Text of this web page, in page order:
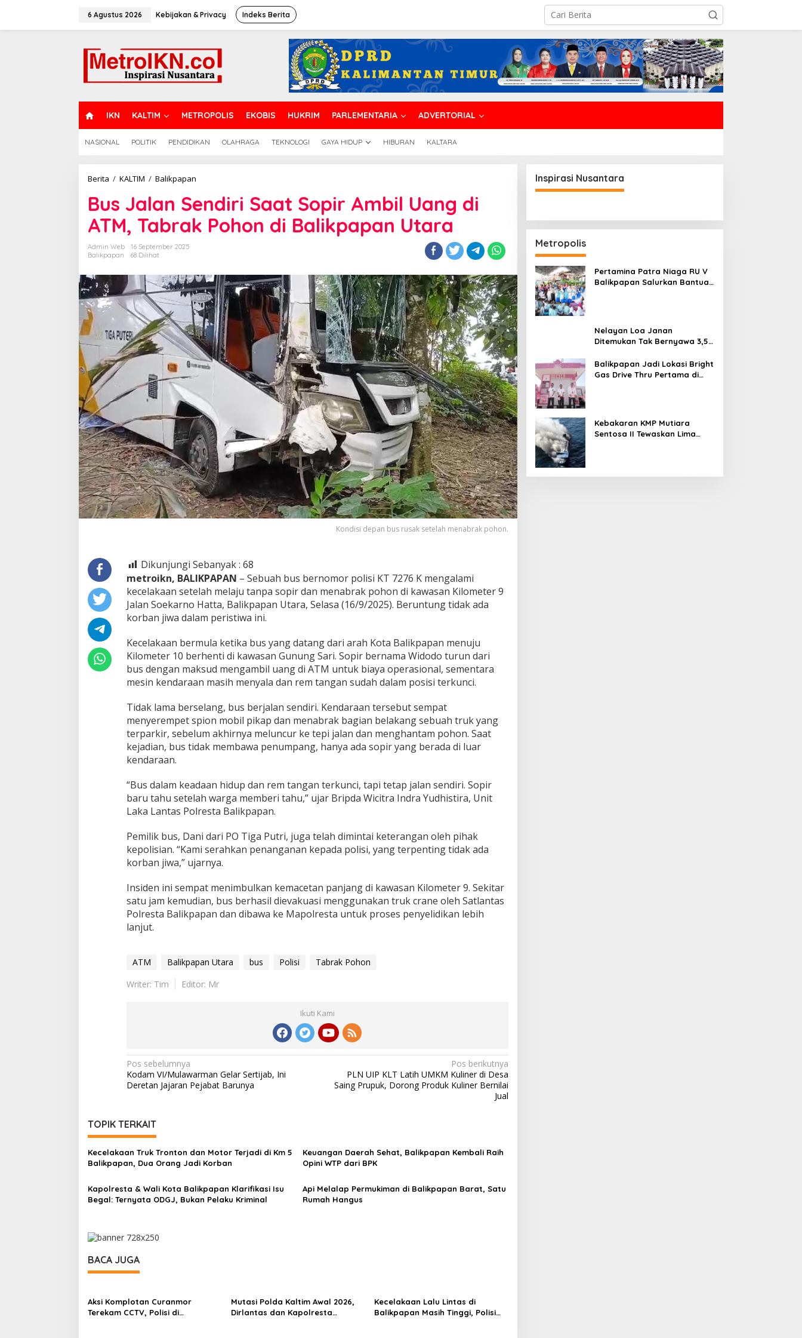
6 Agustus 2026 Kebijakan & Privacy Indeks Berita
O
M
IKN KALTIM METROPOLIS EKOBIS HUKRIM PARLEMENTARIA ADVERTORIAL
NASIONAL POLITIK PENDIDIKAN OLAHRAGA TEKNOLOGI GAYA HIDUP HIBURAN KALTARA
Berita / KALTIM / Balikpapan
Sendiri
Saat
Sopir
Ambil
Tabrak
Pohon
di
Balikpapan
Utara
Bus Jalan Sendiri Saat Sopir Ambil Uang di
ATM, Tabrak Pohon di Balikpapan Utara
Admin Web
16 September 2025
Balikpapan
68 Dilihat
Kondisi depan bus rusak setelah menabrak pohon.
Dikunjungi Sebanyak : 68
metroikn, BALIKPAPAN – Sebuah bus bernomor polisi KT 7276 K mengalami
kecelakaan setelah melaju tanpa sopir dan menabrak pohon di kawasan Kilometer 9
Jalan Soekarno Hatta, Balikpapan Utara, Selasa (16/9/2025). Beruntung tidak ada
korban jiwa dalam peristiwa ini.
Kecelakaan bermula ketika bus yang datang dari arah Kota Balikpapan menuju
Kilometer 10 berhenti di kawasan Gunung Sari. Sopir bernama Widodo turun dari
bus dengan maksud mengambil uang di ATM untuk biaya operasional, sementara
mesin kendaraan masih menyala dan rem tangan sudah dalam posisi terkunci.
Tidak lama berselang, bus berjalan sendiri. Kendaraan tersebut sempat
menyerempet spion mobil pikap dan menabrak bagian belakang sebuah truk yang
terparkir, sebelum akhirnya meluncur ke tepi jalan dan menghantam pohon. Saat
kejadian, bus tidak membawa penumpang, hanya ada sopir yang berada di luar
kendaraan.
“Bus dalam keadaan hidup dan rem tangan terkunci, tapi tetap jalan sendiri. Sopir
baru tahu setelah warga memberi tahu,” ujar Bripda Wicitra Indra Yudhistira, Unit
Laka Lantas Polresta Balikpapan.
Pemilik bus, Dani dari PO Tiga Putri, juga telah dimintai keterangan oleh pihak
kepolisian. “Kami serahkan penanganan kepada polisi, yang terpenting tidak ada
korban jiwa,” ujarnya.
Insiden ini sempat menimbulkan kemacetan panjang di kawasan Kilometer 9. Sekitar
satu jam kemudian, bus berhasil dievakuasi menggunakan truk crane oleh Satlantas
Polresta Balikpapan dan dibawa ke Mapolresta untuk proses penyelidikan lebih
lanjut.
ATM Balikpapan Utara bus Polisi
Tabrak Pohon
Writer: Tim
Editor: Mr
Ikuti Kami
Navigasi
pos
Pos sebelumnya
Kodam VI/Mulawarman Gelar Sertijab, Ini
Deretan Jajaran Pejabat Barunya
Pos berikutnya
PLN UIP KLT Latih UMKM Kuliner di Desa
Saing Prupuk, Dorong Produk Kuliner Bernilai
Jual
TOPIK TERKAIT
Kecelakaan Truk Tronton dan Motor Terjadi di Km 5
Balikpapan, Dua Orang Jadi Korban
Keuangan Daerah Sehat, Balikpapan Kembali Raih
Opini WTP dari BPK
Kapolresta & Wali Kota Balikpapan Klarifikasi Isu
Begal: Ternyata ODGJ, Bukan Pelaku Kriminal
Api Melalap Permukiman di Balikpapan Barat, Satu
Rumah Hangus
BACA JUGA
Aksi Komplotan Curanmor
Terekam CCTV, Polisi di
Mutasi Polda Kaltim Awal 2026,
Dirlantas dan Kapolresta
Kecelakaan Lalu Lintas di
Balikpapan Masih Tinggi, Polisi
Inspirasi Nusantara
Metropolis
Pertamina Patra Niaga RU V
Balikpapan Salurkan Bantuan
Nelayan Loa Janan
Ditemukan Tak Bernyawa 3,5
Kejadian di Sungai Mahakam
Balikpapan Jadi Lokasi Bright
Gas Drive Thru Pertama di
Kebakaran KMP Mutiara
Sentosa II Tewaskan Lima